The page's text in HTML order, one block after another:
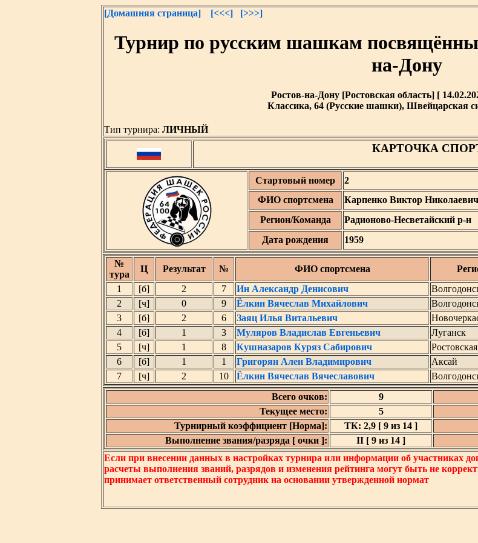
[Домашняя страница] [<<<] [>>>]
Турнир по русским шашкам
на-Дону
Ростов-на-Дону [Ростовская область] [
Классика, 64 (Русские шашки), Швейцарская
Тип турнира: ЛИЧНЫЙ
КАРТОЧКА
Стартовый номер 2
ФИО спортсмена
Карпенко Виктор Николаевич
Регион/Команда
Радионово-Несветайский р-н
Дата рождения
1959
№
тура
Ц Результат № ФИО спортсмена
1
[б] 2 7 Ин Александр Денисович
2
[ч] 0 9 Ёлкин Вячеслав Михайлович
3
[б] 2 6 Заяц Илья Витальевич
4
[б] 1 3 Муляров Владислав Евгеньевич Луганск
5
[ч] 1 8 Кушназаров Куряз Сабирович
6
[б] 1 1 Григорян Ален Владимирович Аксай
7
[ч] 2 10 Ёлкин Вячеслав Вячеславович
Всего очков:
9
Текущее место:
5
Турнирный коэффициент [Норма]:
ТК: 2,9 [ 9 из 14 ]
Выполнение звания/разряда [ очки ]:
II [ 9 из 14 ]
Если при внесении данных в настройках турнира или информации об участниках
расчеты выполнения званий, разрядов и изменения рейтинга могут быть не
принимает ответственный сотрудник на основании утвержденной нормат